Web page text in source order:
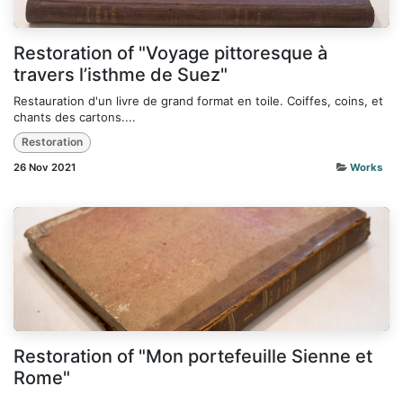
Restoration of "Voyage pittoresque à
travers l’isthme de Suez"
Restauration d'un livre de grand format en toile. Coiffes, coins, et
chants des cartons....
Restoration
26 Nov 2021 Works
Restoration of "Mon portefeuille Sienne et
Rome"